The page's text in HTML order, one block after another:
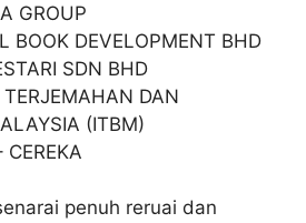
GROUP
BOOK DEVELOPMENT BHD
SDN BHD
DAN
(ITBM)
penuh reruai dan